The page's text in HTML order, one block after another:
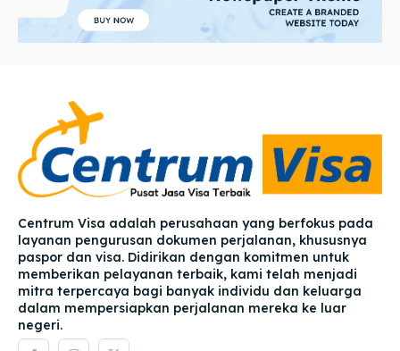
Centrum Visa adalah perusahaan yang berfokus pada
layanan pengurusan dokumen perjalanan, khususnya
paspor dan visa. Didirikan dengan komitmen untuk
memberikan pelayanan terbaik, kami telah menjadi
mitra terpercaya bagi banyak individu dan keluarga
dalam mempersiapkan perjalanan mereka ke luar
negeri.